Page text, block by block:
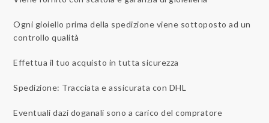
Ogni gioiello prima della spedizione viene sottoposto ad un
controllo qualità
Effettua il tuo acquisto in tutta sicurezza
Spedizione: Tracciata e assicurata con DHL
Eventuali dazi doganali sono a carico del compratore